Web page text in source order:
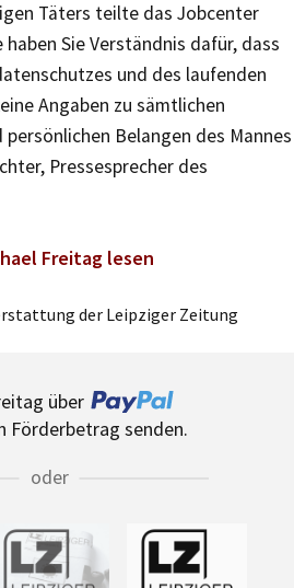
Täters teilte das Jobcenter
Sie Verständnis dafür, dass
und des laufenden
Angaben zu sämtlichen
Belangen des Mannes
Pressesprecher des
Freitag lesen
der Leipziger Zeitung
über
Förderbetrag senden.
oder